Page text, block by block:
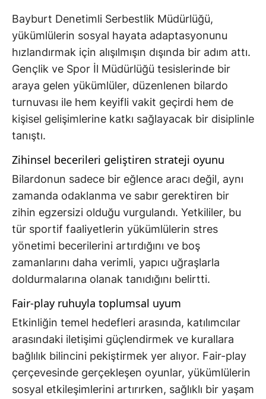
Bayburt Denetimli Serbestlik Müdürlüğü,
yükümlülerin sosyal hayata adaptasyonunu
hızlandırmak için alışılmışın dışında bir adım attı.
Gençlik ve Spor İl Müdürlüğü tesislerinde bir
araya gelen yükümlüler, düzenlenen bilardo
turnuvası ile hem keyifli vakit geçirdi hem de
kişisel gelişimlerine katkı sağlayacak bir disiplinle
tanıştı.
Zihinsel becerileri geliştiren strateji oyunu
Bilardonun sadece bir eğlence aracı değil, aynı
zamanda odaklanma ve sabır gerektiren bir
zihin egzersizi olduğu vurgulandı. Yetkililer, bu
tür sportif faaliyetlerin yükümlülerin stres
yönetimi becerilerini artırdığını ve boş
zamanlarını daha verimli, yapıcı uğraşlarla
doldurmalarına olanak tanıdığını belirtti.
Fair-play ruhuyla toplumsal uyum
Etkinliğin temel hedefleri arasında, katılımcılar
arasındaki iletişimi güçlendirmek ve kurallara
bağlılık bilincini pekiştirmek yer alıyor. Fair-play
çerçevesinde gerçekleşen oyunlar, yükümlülerin
sosyal etkileşimlerini artırırken, sağlıklı bir yaşam